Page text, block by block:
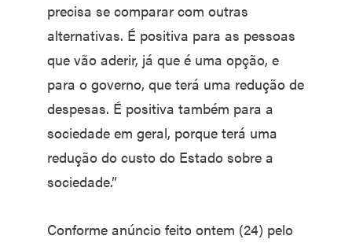
precisa se comparar com outras
alternativas. É positiva para as pessoas
que vão aderir, já que é uma opção, e
para o governo, que terá uma redução de
despesas. É positiva também para a
sociedade em geral, porque terá uma
redução do custo do Estado sobre a
sociedade.”
Conforme anúncio feito ontem (24) pelo